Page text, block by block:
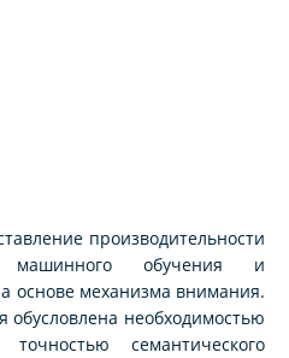
производительности
машинного обучения и
основе механизма внимания.
обусловлена необходимостью
семантического